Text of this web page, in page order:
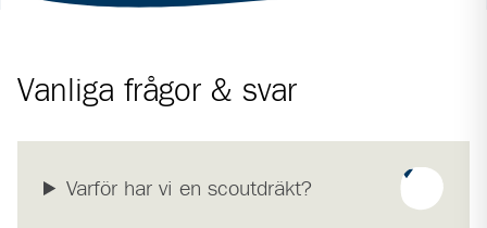
Vanliga frågor & svar
Varför har vi en scoutdräkt?